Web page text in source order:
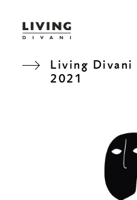
Living Divani
2021